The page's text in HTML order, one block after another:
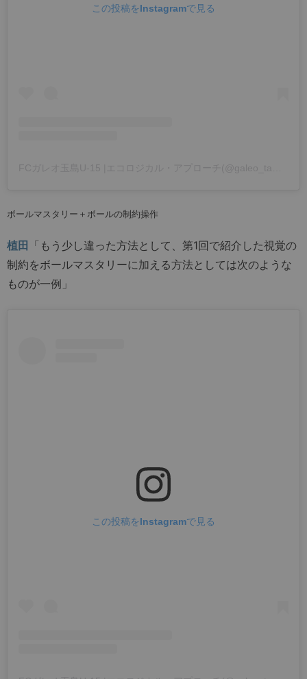
この投稿をInstagramで見る
ボールマスタリー＋ボールの制約操作
植田 「もう少し違った方法として、第1回で紹介した視覚の
制約をボールマスタリーに加える方法としては次のような
ものが一例」
この投稿をInstagramで見る